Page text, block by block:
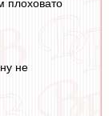
плоховато
не